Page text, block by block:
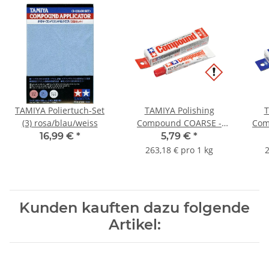
TAMIYA Poliertuch-Set
(3) rosa/blau/weiss
16,99 € *
TAMIYA Polishing
Compound COARSE -
grobe Politur - 22 g
5,79 € *
263,18 € pro 1 kg
Kunden kauften dazu folgende
Artikel: